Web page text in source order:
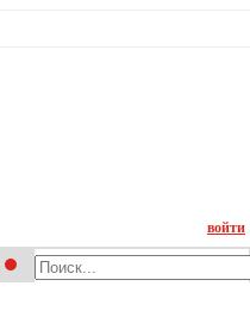
войти